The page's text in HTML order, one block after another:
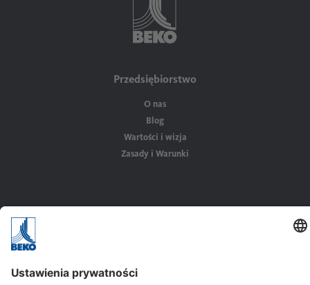
Przedsiębiorstwo
O nas
Blog
Wartości i wizja
Zasady i Warunki